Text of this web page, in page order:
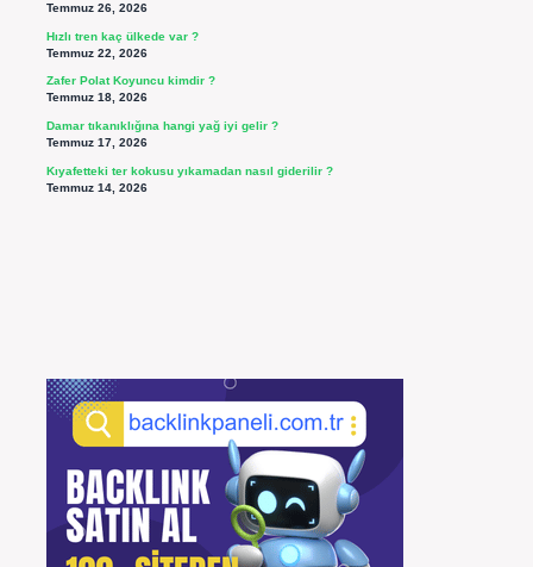
Temmuz 26, 2026
Hızlı tren kaç ülkede var ?
Temmuz 22, 2026
Zafer Polat Koyuncu kimdir ?
Temmuz 18, 2026
Damar tıkanıklığına hangi yağ iyi gelir ?
Temmuz 17, 2026
Kıyafetteki ter kokusu yıkamadan nasıl giderilir ?
Temmuz 14, 2026